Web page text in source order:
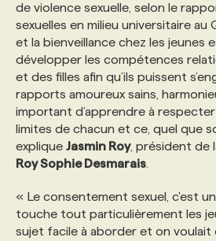
PROGRAMMES DE
FAQ
ANNONCEZ AVEC NOUS
de violence sexuelle, selon le
sexuelles en milieu universitaire au
et la bienveillance chez les jeunes
développer les compétences
et des filles afin qu’ils puissent
rapports amoureux sains,
important d’apprendre à
limites de chacun et ce, quel que
explique Jasmin Roy, président de
Roy Sophie Desmarais
« Le consentement sexuel, c'est
touche tout particulièrement les
sujet facile à aborder et on voulait